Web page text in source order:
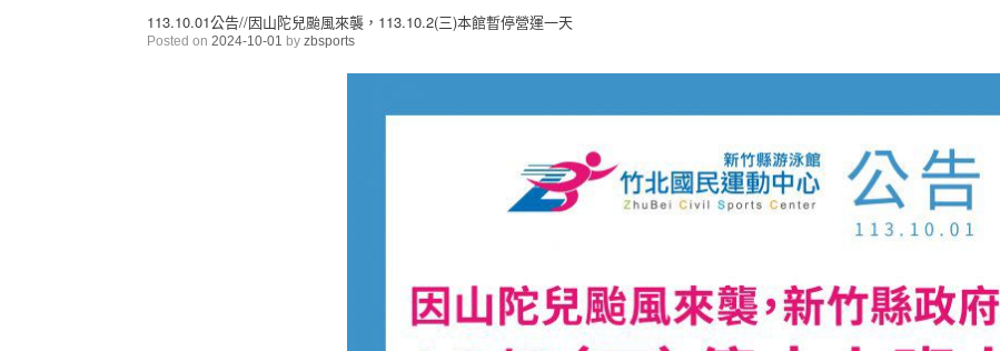
113.10.01公告//因山陀兒颱風來襲，113.10.2(三)本館暫停營運一天
Posted on 2024-10-01 by zbsports